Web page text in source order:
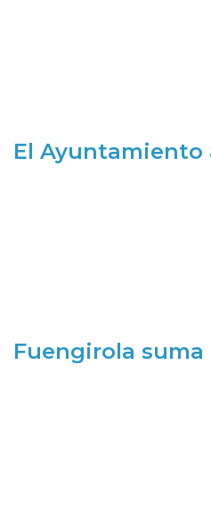
El Ayuntamiento
Fuengirola suma